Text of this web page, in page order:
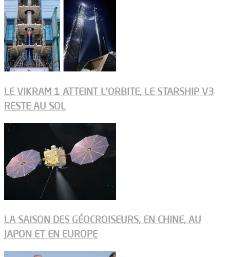
LE VIKRAM 1 ATTEINT L’ORBITE, LE STARSHIP V3
RESTE AU SOL
LA SAISON DES GÉOCROISEURS, EN CHINE, AU
JAPON ET EN EUROPE